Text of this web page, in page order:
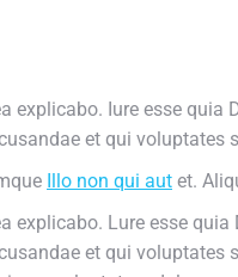
Iure esse quia
et qui voluptates
Illo non qui aut et.
Lure esse
et qui voluptates